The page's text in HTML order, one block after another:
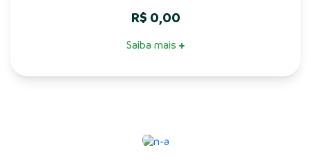
R$ 0,00
Saiba mais +